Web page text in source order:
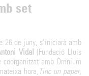
set
26 de juny, s’iniciarà amb
Vidal (Fundació Lluís
amb Òmnium
hora, Tinc un paper,